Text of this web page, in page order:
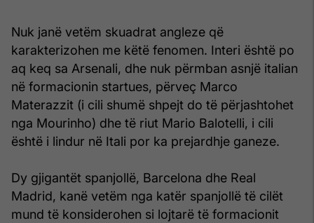
Nuk janë vetëm skuadrat angleze që
karakterizohen me këtë fenomen. Interi është po
aq keq sa Arsenali, dhe nuk përmban asnjë italian
në formacionin startues, përveç Marco
Materazzit (i cili shumë shpejt do të përjashtohet
nga Mourinho) dhe të riut Mario Balotelli, i cili
është i lindur në Itali por ka prejardhje ganeze.
Dy gjigantët spanjollë, Barcelona dhe Real
Madrid, kanë vetëm nga katër spanjollë të cilët
mund të konsiderohen si lojtarë të formacionit